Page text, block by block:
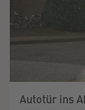
Autotür ins